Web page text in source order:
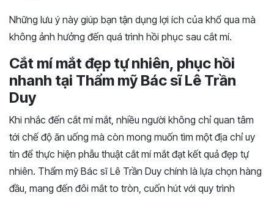
Những lưu ý này giúp bạn tận dụng lợi ích của khổ qua mà
không ảnh hưởng đến quá trình hồi phục sau cắt mí.
Cắt mí mắt đẹp tự nhiên, phục hồi
nhanh tại Thẩm mỹ Bác sĩ Lê Trần
Duy
Khi nhắc đến cắt mí mắt, nhiều người không chỉ quan tâm
tới chế độ ăn uống mà còn mong muốn tìm một địa chỉ uy
tín để thực hiện phẫu thuật cắt mí mắt đạt kết quả đẹp tự
nhiên. Thẩm mỹ Bác sĩ Lê Trần Duy chính là lựa chọn hàng
đầu, mang đến đôi mắt to tròn, cuốn hút với quy trình